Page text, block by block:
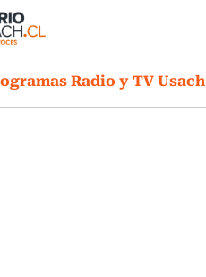
Radio y TV Usach